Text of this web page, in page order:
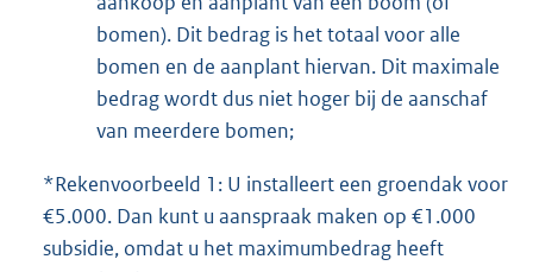
bomen). Dit bedrag is het totaal voor alle
bomen en de aanplant hiervan. Dit maximale
bedrag wordt dus niet hoger bij de aanschaf
van meerdere bomen;
*Rekenvoorbeeld 1: U installeert een groendak voor
€5.000. Dan kunt u aanspraak maken op €1.000
subsidie, omdat u het maximumbedrag heeft